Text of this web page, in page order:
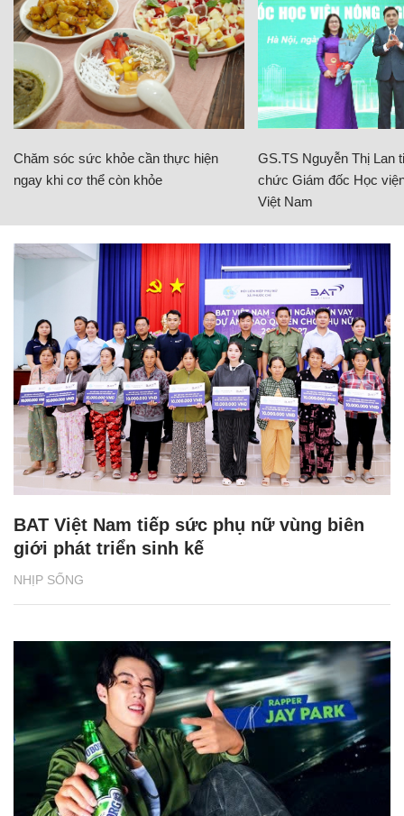
Chăm sóc sức khỏe cần thực hiện
ngay khi cơ thể còn khỏe
GS.TS Nguyễn Thị Lan
chức Giám đốc Học
Việt Nam
NHỊP SỐNG
BAT Việt Nam tiếp sức phụ nữ vùng biên
giới phát triển sinh kế